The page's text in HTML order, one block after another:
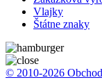
Vlajky
Štátne znaky
© 2010-2026